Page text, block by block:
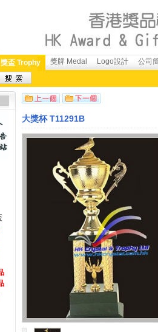
獎盃 Trophy 獎牌 Medal Logo設計 公司
大獎杯 T11291B